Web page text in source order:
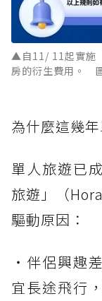
▲自11/ 11起實施
房的衍生費用。
為什麼這幾
單人旅遊已
旅遊」（
驅動原因：
・伴侶興趣
宜長途飛行